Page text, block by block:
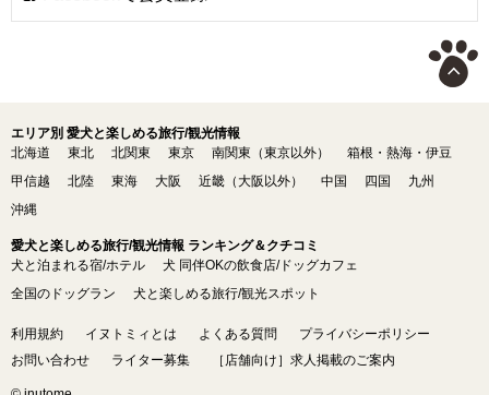
エリア別 愛犬と楽しめる旅行/観光情報
北海道
東北 北関東 東京 南関東（東京以外）
箱根・熱海・伊豆
甲信越
北陸 東海 大阪 近畿（大阪以外） 中国 四国
九州
沖縄
愛犬と楽しめる旅行/観光情報 ランキング＆クチコミ
犬と泊まれる宿/ホテル
犬 同伴OKの飲食店/ドッグカフェ
全国のドッグラン
犬と楽しめる旅行/観光スポット
利用規約 イヌトミィとは よくある質問
プライバシーポリシー
お問い合わせ
ライター募集 ［店舗向け］求人掲載のご案内